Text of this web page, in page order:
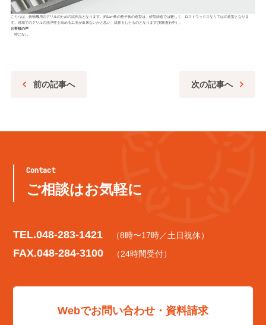
こちらは、焼物機用のグリルのための試作品となります。約1cm角の格子状の造型は、砂型鋳造では難しく、ロストワックスならではの造型となりま
す。現場でのグリルの洗浄性を高める工夫が出来ないかと思い、試作をしたものとなります(実験進行中）。
お客様の声
特になし
前の記事へ 次の記事へ
Contact
ご相談はお気軽に
TEL.048-283-1421 （8時〜17時／土日祝休）
FAX.048-284-3100 （24時間受付）
Webでお問い合わせ・資料請求